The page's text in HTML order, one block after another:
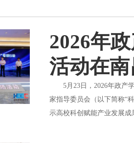
2026年
活动在
5月23日，2026年政产学
家指导委员会（以下简称“
示高校科创赋能产业发展